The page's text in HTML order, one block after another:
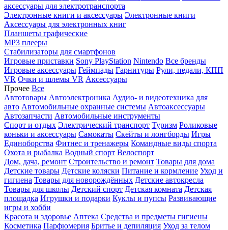
аксессуары для электротранспорта
Электронные книги и аксессуары Электронные книги
Аксессуары для электронных книг
Планшеты графические
MP3 плееры
Стабилизаторы для смартфонов
Игровые приставки Sony PlayStation Nintendo Все бренды
Игровые аксессуары Геймпады Гарнитуры Рули, педали, КПП
VR Очки и шлемы VR Аксессуары
Прочее Все
Автотовары Автоэлектроника Аудио- и видеотехника для
авто Автомобильные охранные системы Автоаксессуары
Автозапчасти Автомобильные инструменты
Спорт и отдых Электрический транспорт Туризм Роликовые
коньки и аксессуары Самокаты Скейты и лонгборды Игры
Единоборства Фитнес и тренажеры Командные виды спорта
Охота и рыбалка Водный спорт Велоспорт
Дом, дача, ремонт Строительство и ремонт Товары для дома
Детские товары Детские коляски Питание и кормление Уход и
гигиена Товары для новорождённых Детские автокресла
Товары для школы Детский спорт Детская комната Детская
площадка Игрушки и подарки Куклы и пупсы Развивающие
игры и хобби
Красота и здоровье Аптека Средства и предметы гигиены
Косметика Парфюмерия Бритье и депиляция Уход за телом